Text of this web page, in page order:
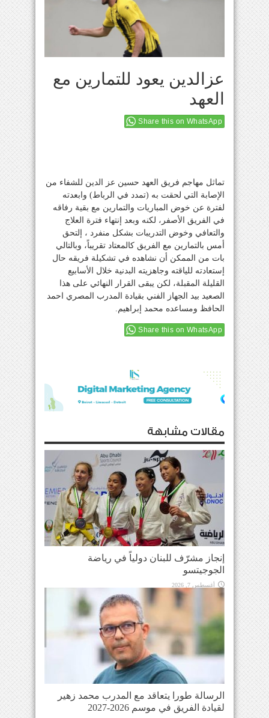
عزالدين يعود للتمارين مع
العهد
Share this on WhatsApp
تماثل مهاجم فريق العهد حسين عز الدين للشفاء من
الإصابة التي لحقت به (تمدد في الرباط) وابعدته
لفترة عن خوض المباريات والتمارين مع بقية رفاقه
في الفريق الأصفر، لكنه وبعد إنتهاء فترة العلاج
والتعافي وخوض التدريبات بشكل منفرد ، إلتحق
أمس بالتمارين مع الفريق كالمعتاد تقريباً، وبالتالي
بات من الممكن أن نشاهده في تشكيلة فريقه حال
إستعادته للياقته وجاهزيته البدنية خلال الأسابيع
القليلة المقبلة، لكن يبقى القرار النهائي على هذا
الصعيد بيد الجهاز الفني بقيادة المدرب المصري احمد
الحافظ ومساعده محمد إبراهيم.
Share this on WhatsApp
مقالات مشابهة
إنجاز مشرّف للبنان دولياً في رياضة
الجوجيتسو
أغسطس 7, 2026
الرسالة طورا يتعاقد مع المدرب محمد زهير
لقيادة الفريق في موسم 2026-2027